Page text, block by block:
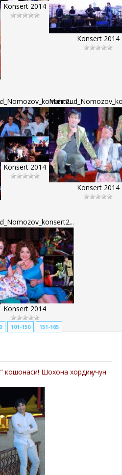
Konsert 2014
Konsert 2014
Konsert 2014
Konsert 2014
Konsert 2014
101-150 151-165
Шохона хордиқ учун